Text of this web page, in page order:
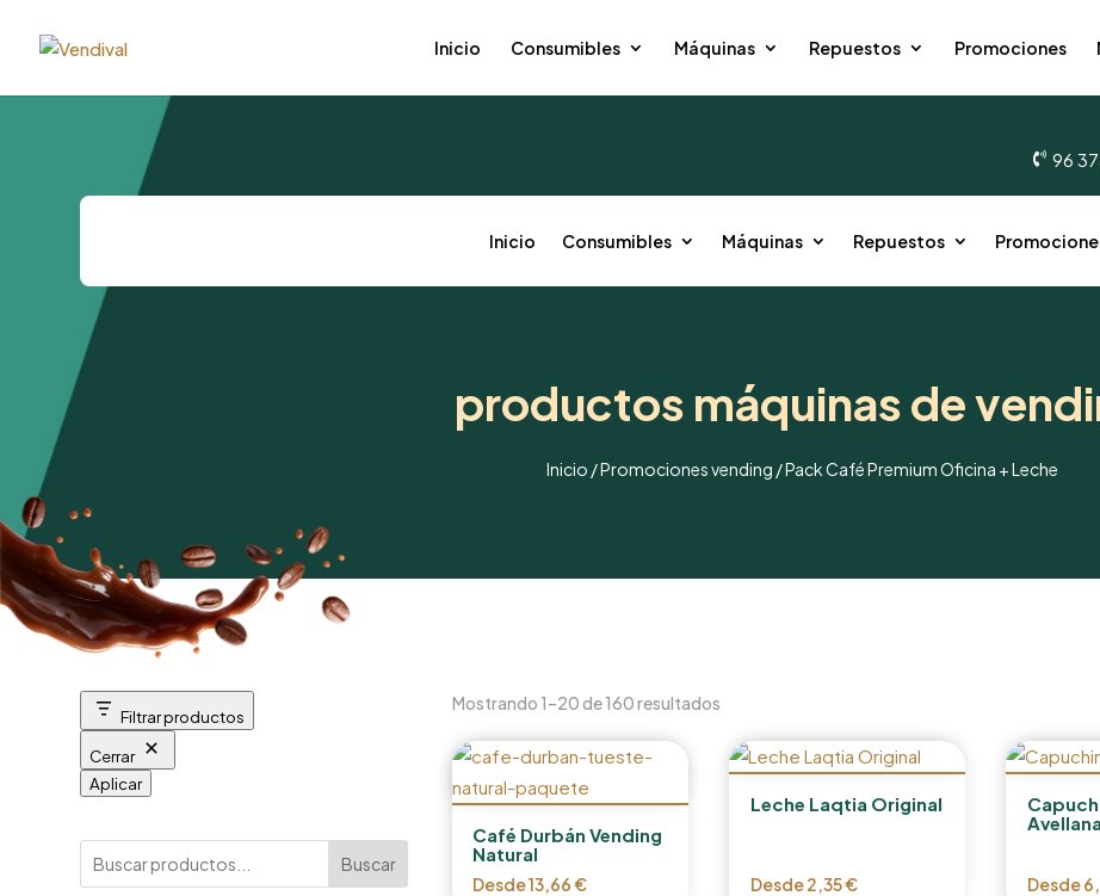
Inicio Consumibles Máquinas Repuestos Promociones
 96
Inicio Consumibles Máquinas Repuestos
productos máquinas de
Inicio /Promociones vending / Pack Café Premium Oficina + Leche
Filtrar productos
Cerrar
Aplicar
Buscar
Mostrando 1–20 de 160 resultados
Café Durbán Vending
Natural
Desde13,66€
Leche Laqtia Original
Desde2,35€
Avellana
Desde